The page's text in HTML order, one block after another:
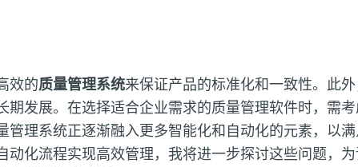
效的质量管理系统来保证产品的标准化和一致性。此外
发展。在选择适合企业需求的质量管理软件时，需
理系统正逐渐融入更多智能化和自动化的元素，以
化流程实现高效管理，我将进一步探讨这些问题，